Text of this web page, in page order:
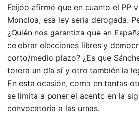
Feijóo afirmó que en cuanto el PP
Moncloa, esa ley sería derogada.
¿Quién nos garantiza que en
celebrar elecciones libres y
corto/medio plazo? ¿Es que
torera un día sí y otro también la
En esta ocasión, como en tantas
se limita a poner el acento en la
convocatoria a las urnas.